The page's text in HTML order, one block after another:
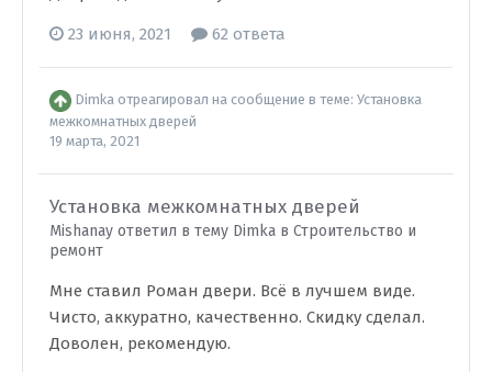
23 июня, 2021 62 ответа
Dimka отреагировал на сообщение в теме: Установка
межкомнатных дверей
19 марта, 2021
Установка межкомнатных дверей
Mishanay ответил в тему Dimka в Строительство и
ремонт
Мне ставил Роман двери. Всё в лучшем виде.
Чисто, аккуратно, качественно. Скидку сделал.
Доволен, рекомендую.